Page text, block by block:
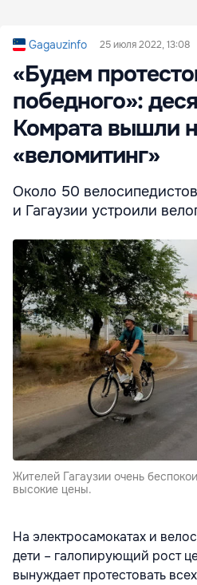
Gagauzinfo 25 июля 2022, 13:08
«Будем
победного»:
Комрата вышли
«веломитинг»
Около 50
и Гагаузии устроили
Жителей Гагаузии очень
высокие цены.
На электросамокатах и
дети – галопирующий рост
вынуждает протестовать